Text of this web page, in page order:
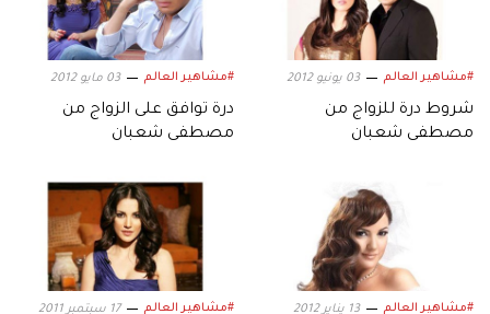
#مشاهير العالم 03 يونيو 2012
شروط درة للزواج من
مصطفى شعبان
#مشاهير العالم 03 مايو 2012
درة توافق على الزواج من
مصطفى شعبان
#مشاهير العالم 13 يناير 2012 #مشاهير العالم 17 سبتمبر 2011